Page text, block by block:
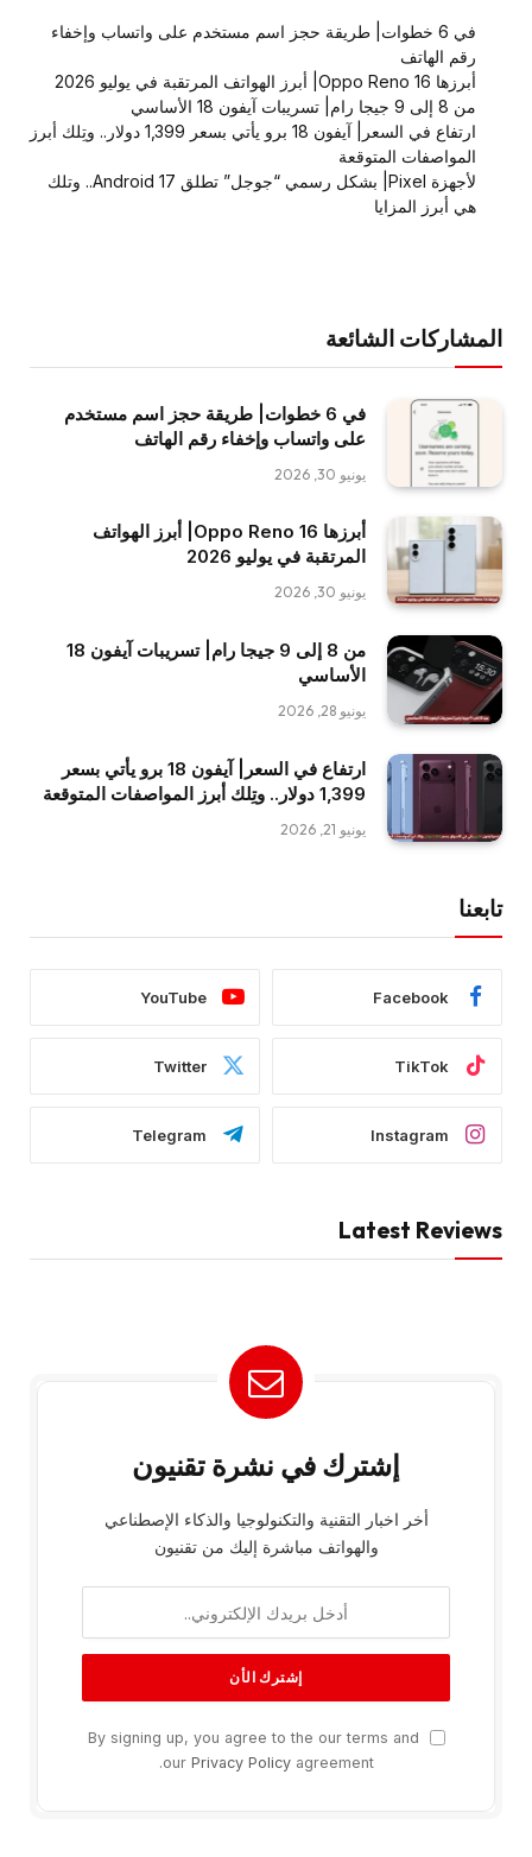
في 6 خطوات| طريقة حجز اسم مستخدم على واتساب وإخفاء
رقم الهاتف
أبرزها Oppo Reno 16| أبرز الهواتف المرتقبة في يوليو 2026
من 8 إلى 9 جيجا رام| تسريبات آيفون 18 الأساسي
ارتفاع في السعر| آيفون 18 برو يأتي بسعر 1,399 دولار.. وتِلك أبرز
المواصفات المتوقعة
لأجهزة Pixel| بشكل رسمي “جوجل” تطلق Android 17.. وتلك
هي أبرز المزايا
المشاركات الشائعة
في 6 خطوات| طريقة حجز اسم مستخدم
على واتساب وإخفاء رقم الهاتف
يونيو 30, 2026
أبرزها Oppo Reno 16| أبرز الهواتف
المرتقبة في يوليو 2026
يونيو 30, 2026
من 8 إلى 9 جيجا رام| تسريبات آيفون 18
الأساسي
يونيو 28, 2026
ارتفاع في السعر| آيفون 18 برو يأتي بسعر
1,399 دولار.. وتِلك أبرز المواصفات المتوقعة
يونيو 21, 2026
تابعنا
Facebook
YouTube
TikTok
Twitter
Instagram
Telegram
Latest Reviews
إشترك في نشرة تقنيون
أخر اخبار التقنية والتكنولوجيا والذكاء الإصطناعي
والهواتف مباشرة إليك من تقنيون
By signing up, you agree to the our terms and
our Privacy Policyagreement.